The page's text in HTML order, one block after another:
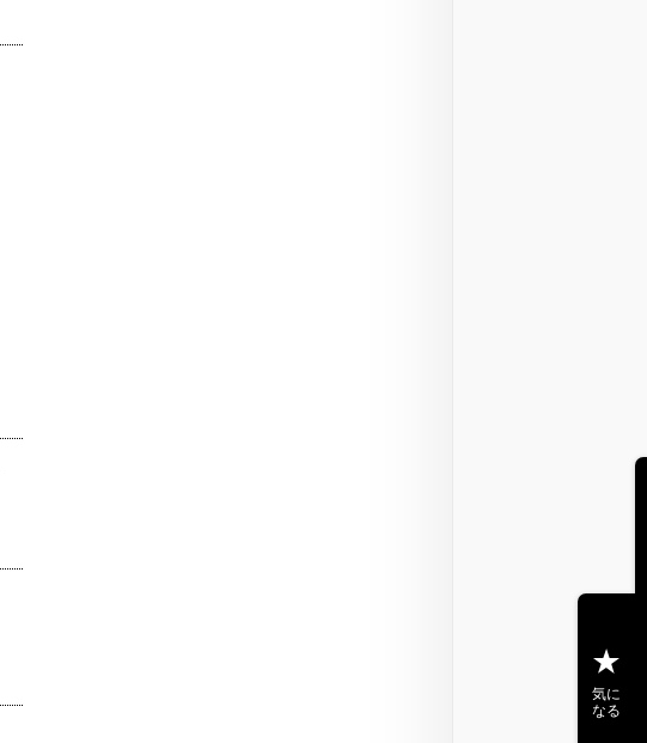
気に
なる